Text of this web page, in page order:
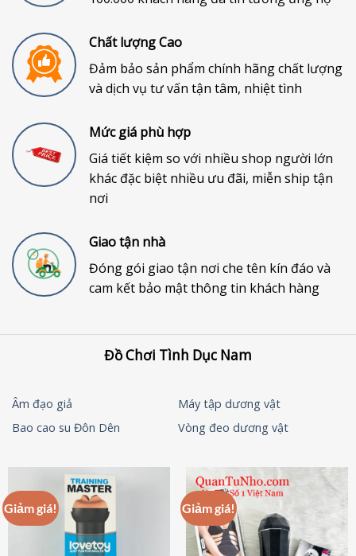
Chất lượng Cao
Đảm bảo sản phẩm chính hãng chất lượng
và dịch vụ tư vấn tận tâm, nhiệt tình
Mức giá phù hợp
Giá tiết kiệm so với nhiều shop người lớn
khác đặc biệt nhiều ưu đãi, miễn ship tận
nơi
Giao tận nhà
Đóng gói giao tận nơi che tên kín đáo và
cam kết bảo mật thông tin khách hàng
Đồ Chơi Tình Dục Nam
Âm đạo giả
Máy tập dương vật
Bao cao su Đôn Dên
Vòng đeo dương vật
Giảm giá! Giảm giá!